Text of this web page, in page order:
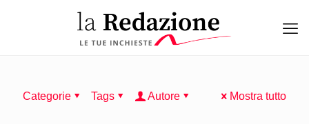
Categorie Tags Autore Mostra tutto